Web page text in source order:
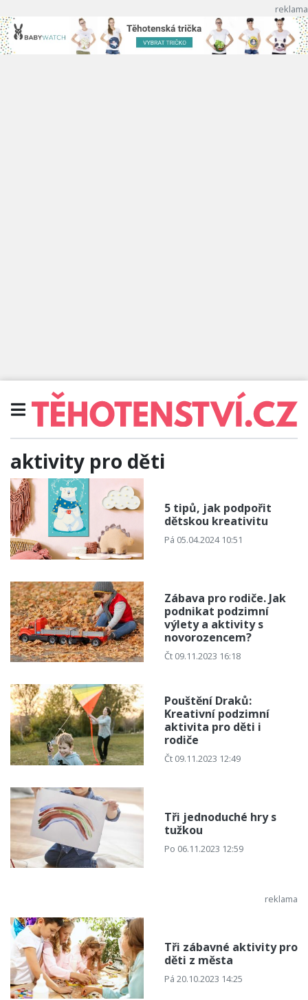
aktivity pro děti
5 tipů, jak podpořit
dětskou kreativitu
Pá 05.04.2024 10:51
Zábava pro rodiče. Jak
podnikat podzimní
výlety a aktivity s
novorozencem?
Čt 09.11.2023 16:18
Pouštění Draků:
Kreativní podzimní
aktivita pro děti i
rodiče
Čt 09.11.2023 12:49
Tři jednoduché hry s
tužkou
Po 06.11.2023 12:59
Tři zábavné aktivity pro
děti z města
Pá 20.10.2023 14:25